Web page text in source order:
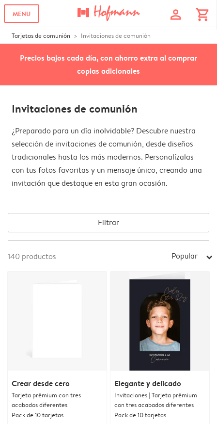
MENU profile shopping_cart
Tarjetas de comunión Invitaciones de comunión
Precios bajos cada día, con ahorro extra al comprar
copias adicionales
Invitaciones de comunión
¿Preparado para un día inolvidable? Descubre nuestra
selección de invitaciones de comunión, desde diseños
tradicionales hasta los más modernos. Personalízalas
con tus fotos favoritas y un mensaje único, creando una
invitación que destaque en esta gran ocasión.
Filtrar
140 productos Popular arrow_right
Crear desde cero
Tarjeta prémium con tres
acabados diferentes
Pack de 10 tarjetas
Elegante y delicado
Invitaciones | Tarjeta prémium
con tres acabados diferentes
Pack de 10 tarjetas